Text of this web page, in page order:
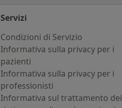
Servizi
Condizioni di Servizio
Informativa sulla privacy per i
pazienti
Informativa sulla privacy per i
professionisti
Informativa sul trattamento dei